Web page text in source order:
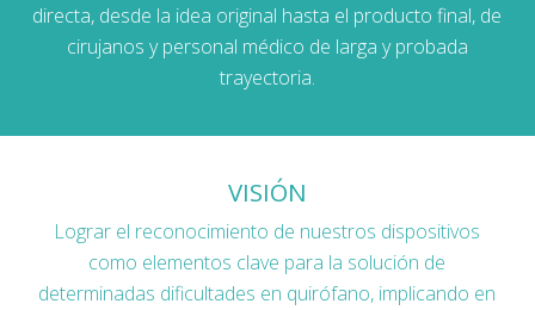
directa, desde la idea original hasta el producto final, de
cirujanos y personal médico de larga y probada
trayectoria.
VISIÓN
Lograr el reconocimiento de nuestros dispositivos
como elementos clave para la solución de
determinadas dificultades en quirófano, implicando en